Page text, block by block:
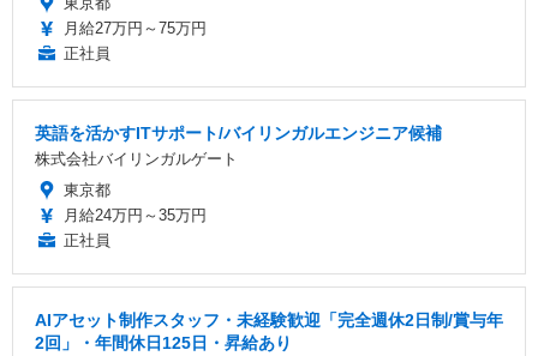
月給27万円～75万円
正社員
英語を活かすITサポート/バイリンガルエンジニア候補
株式会社バイリンガルゲート
東京都
月給24万円～35万円
正社員
AIアセット制作スタッフ・未経験歓迎「完全週休2日制/賞与年
2回」・年間休日125日・昇給あり